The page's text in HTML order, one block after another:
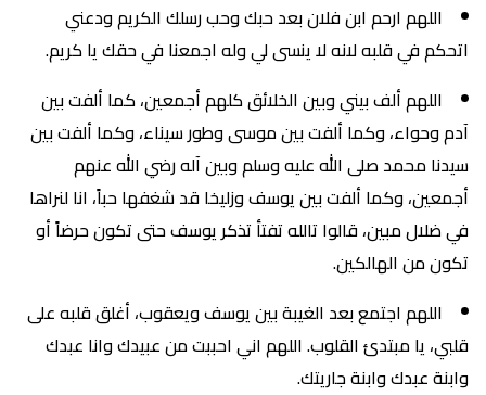
اللهم ارحم ابن فلان بعد حبك وحب رسلك الكريم ودعني
اتحكم في قلبه لانه لا ينسى لي وله اجمعنا في حقك يا كريم.
اللهم ألف بيني وبين الخلائق كلهم أجمعين، كما ألفت بين
آدم وحواء، وكما ألفت بين موسى وطور سيناء، وكما ألفت بين
سيدنا محمد صلى الله عليه وسلم وبين آله رضي الله عنهم
أجمعين، وكما ألفت بين يوسف وزليخا قد شغفها حباً، انا لنراها
في ضلال مبين، قالوا تالله تفتأ تذكر يوسف حتى تكون حرضاً أو
تكون من الهالكين.
اللهم اجتمع بعد الغيبة بين يوسف ويعقوب، أغلق قلبه على
قلبي، يا مبتدئ القلوب. اللهم اني احببت من عبيدك وانا عبدك
وابنة عبدك وابنة جاريتك.